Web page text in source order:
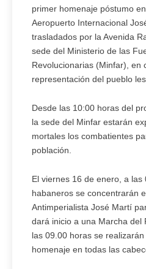
primer homenaje póstumo
Aeropuerto Internacional
trasladados por la Avenida
sede del Ministerio de las
Revolucionarias (Minfar), en
representación del pueblo
Desde las 10:00 horas del
la sede del Minfar estarán
mortales los combatientes
población.
El viernes 16 de enero, a las
habaneros se concentrarán
Antimperialista José Martí
dará inicio a una Marcha del
las 09.00 horas se
homenaje en todas las